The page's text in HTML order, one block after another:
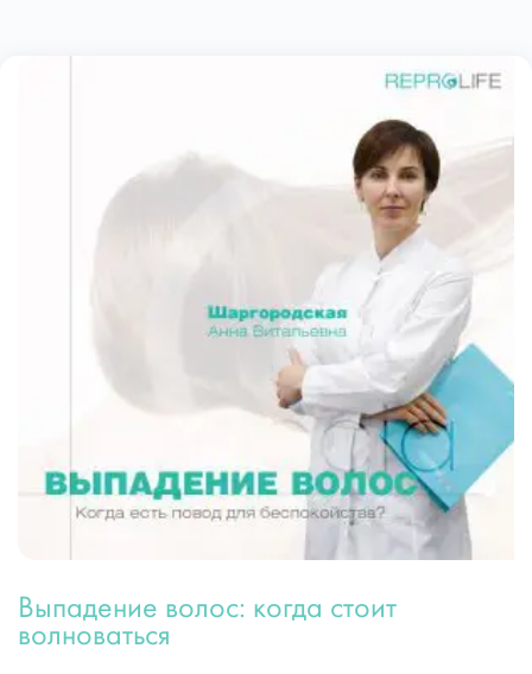
Выпадение волос: когда стоит
волноваться